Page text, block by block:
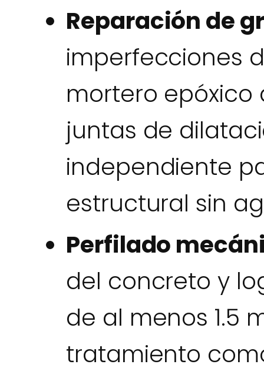
Reparación de
imperfecciones
mortero epóxico
juntas de
independiente
estructural sin
Perfilado
del concreto y
de al menos 1.5
tratamiento